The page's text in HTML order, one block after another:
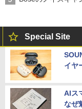
Special Site
イヤ
AIス
なぜ